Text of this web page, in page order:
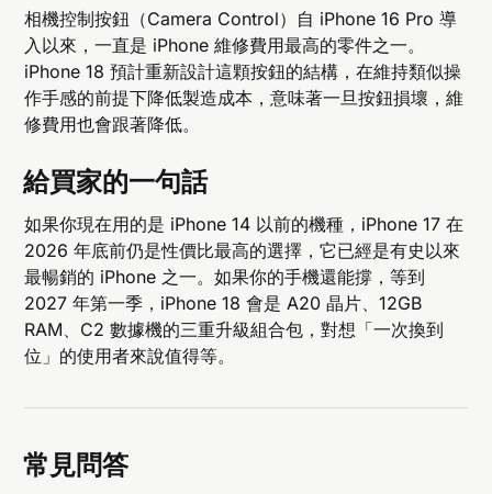
相機控制按鈕（Camera Control）自 iPhone 16 Pro 導
入以來，一直是 iPhone 維修費用最高的零件之一。
iPhone 18 預計重新設計這顆按鈕的結構，在維持類似操
作手感的前提下降低製造成本，意味著一旦按鈕損壞，維
修費用也會跟著降低。
給買家的一句話
如果你現在用的是 iPhone 14 以前的機種，iPhone 17 在
2026 年底前仍是性價比最高的選擇，它已經是有史以來
最暢銷的 iPhone 之一。如果你的手機還能撐，等到
2027 年第一季，iPhone 18 會是 A20 晶片、12GB
RAM、C2 數據機的三重升級組合包，對想「一次換到
位」的使用者來說值得等。
常見問答